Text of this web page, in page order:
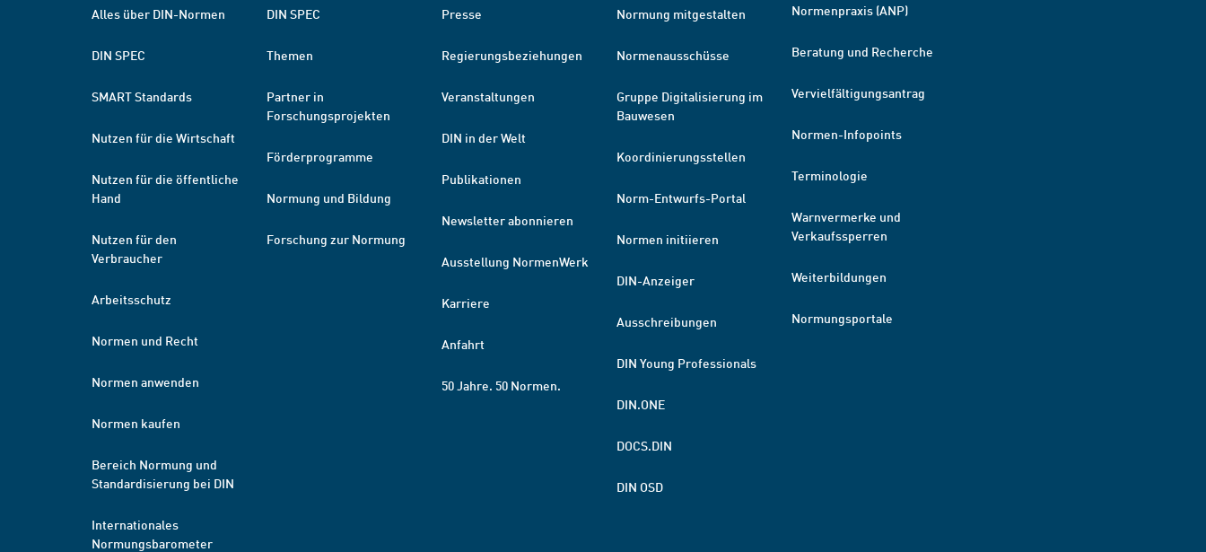
Alles über DIN-Normen
DIN SPEC
SMART Standards
Nutzen für die Wirtschaft
Nutzen für die öffentliche
Hand
Nutzen für den
Verbraucher
Arbeitsschutz
Normen und Recht
Normen anwenden
Normen kaufen
Bereich Normung und
Standardisierung bei DIN
Internationales
Normungsbarometer
DIN SPEC
Themen
Partner in
Forschungsprojekten
Förderprogramme
Normung und Bildung
Forschung zur Normung
Presse
Regierungsbeziehungen
Veranstaltungen
DIN in der Welt
Publikationen
Newsletter abonnieren
Ausstellung NormenWerk
Karriere
Anfahrt
50 Jahre. 50 Normen.
Normung mitgestalten
Normenausschüsse
Gruppe Digitalisierung im
Bauwesen
Koordinierungsstellen
Norm-Entwurfs-Portal
Normen initiieren
DIN-Anzeiger
Ausschreibungen
DIN Young Professionals
DIN.ONE
DOCS.DIN
DIN OSD
Normenpraxis (ANP)
Beratung und Recherche
Vervielfältigungsantrag
Normen-Infopoints
Terminologie
Warnvermerke und
Verkaufssperren
Weiterbildungen
Normungsportale